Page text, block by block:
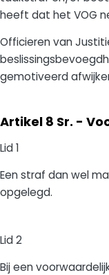
heeft dat het VOG
Officieren van
gemotiveerd
Artikel 8 Sr. -
Lid 1
Een straf dan wel
opgelegd.
Lid 2
Bij een